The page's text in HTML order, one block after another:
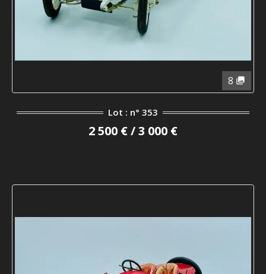
8
Lot : n° 353
2 500 € / 3 000 €